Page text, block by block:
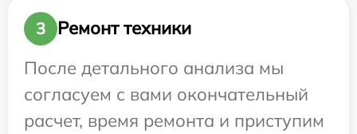
3
Ремонт техники
После детального анализа мы
согласуем с вами окончательный
расчет, время ремонта и приступим